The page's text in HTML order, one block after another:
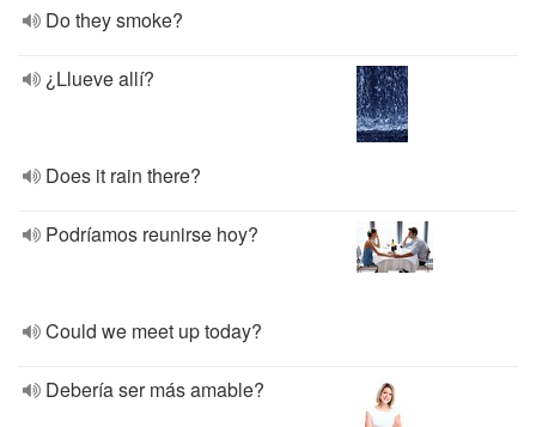
Do they smoke?
¿Llueve allí?
Does it rain there?
Podríamos reunirse hoy?
Could we meet up today?
Debería ser más amable?